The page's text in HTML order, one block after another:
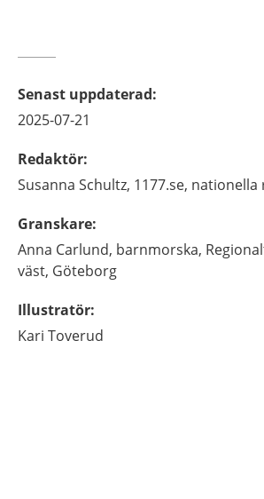
Senast uppdaterad:
2025-07-21
Redaktör:
Susanna Schultz, 1177.se,
Granskare:
Anna Carlund, barnmorska,
väst, Göteborg
Illustratör:
Kari Toverud